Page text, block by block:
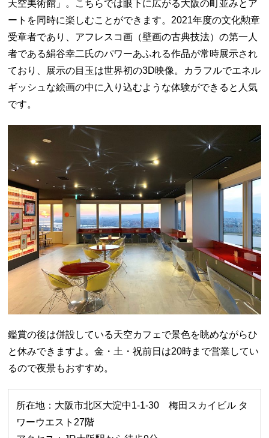
天空美術館」。こちらでは眼下に広がる大阪の町並みとア
ートを同時に楽しむことができます。2021年度の文化勲章
受章者であり、アフレスコ画（壁画の古典技法）の第一人
者である絹谷幸二氏のパワーあふれる作品が常時展示され
ており、展示の目玉は世界初の3D映像。カラフルでエネル
ギッシュな絵画の中に入り込むような体験ができると人気
です。
鑑賞の後は併設している天空カフェで景色を眺めながらひ
と休みできますよ。金・土・祝前日は20時まで営業してい
るので夜景もおすすめ。
所在地：大阪市北区大淀中1-1-30 梅田スカイビル タ
ワーウエスト27階